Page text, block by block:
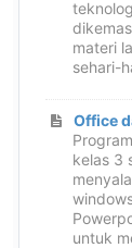
materi
sehari-
Office
kelas 3
untuk